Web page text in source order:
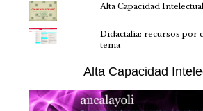
Alta Capacidad Intelectual
Didactalia: recursos por
tema
Alta Capacidad